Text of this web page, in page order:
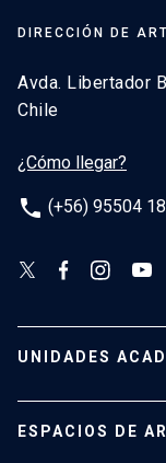
DIRECCIÓN DE
Avda. Libertador
Chile
¿Cómo llegar?
phone (+56) 95504
UNIDADES
ESPACIOS DE